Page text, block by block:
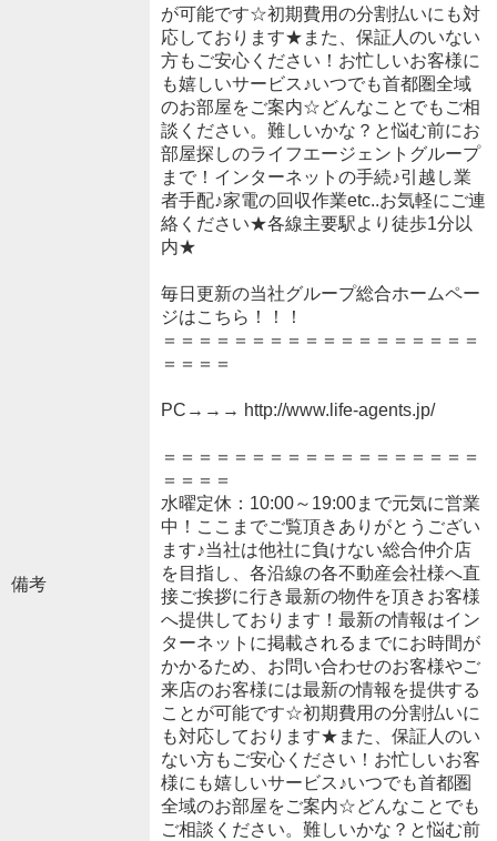
備考
が可能です☆初期費用の分割払いにも対
応しております★また、保証人のいない
方もご安心ください！お忙しいお客様に
も嬉しいサービス♪いつでも首都圏全域
のお部屋をご案内☆どんなことでもご相
談ください。難しいかな？と悩む前にお
部屋探しのライフエージェントグループ
まで！インターネットの手続♪引越し業
者手配♪家電の回収作業etc..お気軽にご連
絡ください★各線主要駅より徒歩1分以
内★
毎日更新の当社グループ総合ホームペー
ジはこちら！！！
＝＝＝＝＝＝＝＝＝＝＝＝＝＝＝＝＝＝
＝＝＝＝
PC→→→ http://www.life-agents.jp/
＝＝＝＝＝＝＝＝＝＝＝＝＝＝＝＝＝＝
＝＝＝＝
水曜定休：10:00～19:00まで元気に営業
中！ここまでご覧頂きありがとうござい
ます♪当社は他社に負けない総合仲介店
を目指し、各沿線の各不動産会社様へ直
接ご挨拶に行き最新の物件を頂きお客様
へ提供しております！最新の情報はイン
ターネットに掲載されるまでにお時間が
かかるため、お問い合わせのお客様やご
来店のお客様には最新の情報を提供する
ことが可能です☆初期費用の分割払いに
も対応しております★また、保証人のい
ない方もご安心ください！お忙しいお客
様にも嬉しいサービス♪いつでも首都圏
全域のお部屋をご案内☆どんなことでも
ご相談ください。難しいかな？と悩む前